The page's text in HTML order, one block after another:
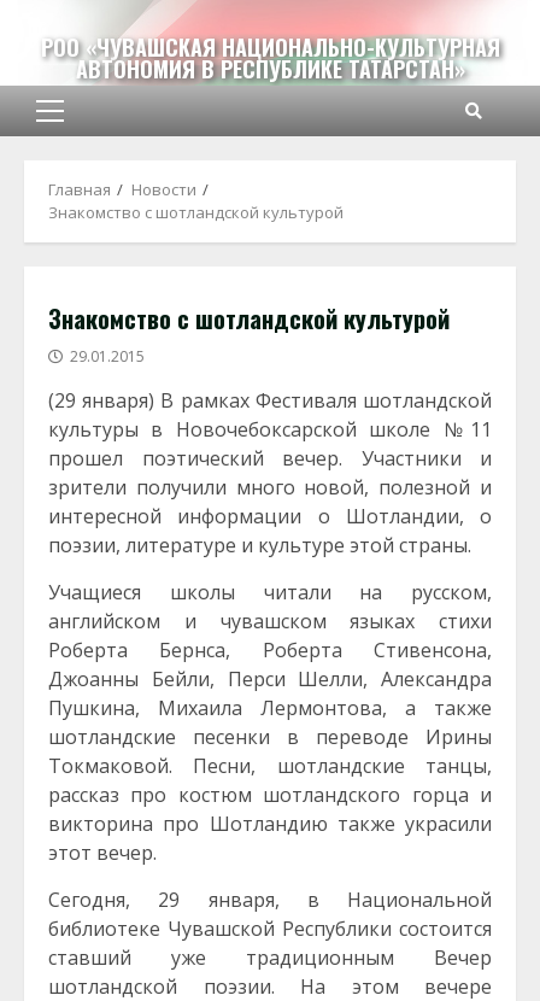
содержимому
РОО «ЧУВАШСКАЯ НАЦИОНАЛЬНО-КУЛЬТУРНАЯ
АВТОНОМИЯ В РЕСПУБЛИКЕ ТАТАРСТАН»
Основное
Главная
Новости
Знакомство с шотландской культурой
Знакомство с шотландской культурой
29.01.2015
(29 января) В рамках Фестиваля шотландской
культуры в Новочебоксарской школе №11
прошел поэтический вечер. Участники и
зрители получили много новой, полезной и
интересной информации о Шотландии, о
поэзии, литературе и культуре этой страны.
Учащиеся школы читали на русском,
английском и чувашском языках стихи
Роберта Бернса, Роберта Стивенсона,
Джоанны Бейли, Перси Шелли, Александра
Пушкина, Михаила Лермонтова, а также
шотландские песенки в переводе Ирины
Токмаковой. Песни, шотландские танцы,
рассказ про костюм шотландского горца и
викторина про Шотландию также украсили
этот вечер.
Сегодня, 29 января, в Национальной
библиотеке Чувашской Республики состоится
ставший уже традиционным Вечер
шотландской поэзии. На этом вечере